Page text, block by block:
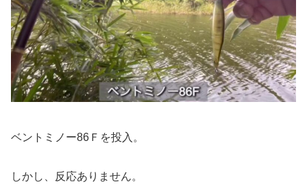
ベントミノー86Ｆを投入。
しかし、反応ありません。